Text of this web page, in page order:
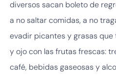
diversos sacan boleto de
a no saltar comidas, a no
evadir picantes y grasas que
y ojo con las frutas frescas:
café, bebidas gaseosas y